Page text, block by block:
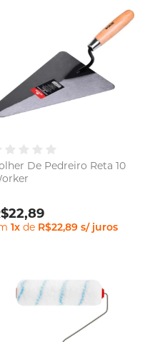
De Pedreiro Reta 10
1x de R$22,89 s/ juros